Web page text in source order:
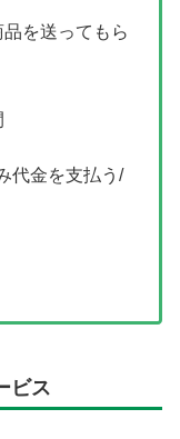
を送ってもら
代金を支払う/
ビス